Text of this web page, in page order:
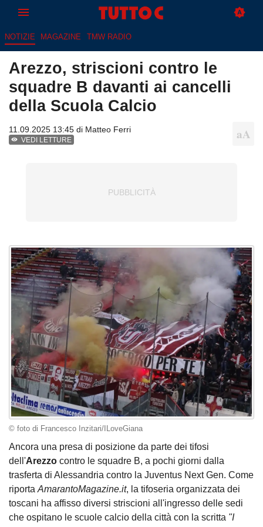
NOTIZIE MAGAZINE TMW RADIO
Arezzo, striscioni contro le
squadre B davanti ai cancelli
della Scuola Calcio
11.09.2025 13:45 di Matteo Ferri
VEDI LETTURE
© foto di Francesco Inzitari/ILoveGiana
Ancora una presa di posizione da parte dei tifosi
dell'Arezzo contro le squadre B, a pochi giorni dalla
trasferta di Alessandria contro la Juventus Next Gen. Come
riporta AmarantoMagazine.it, la tifoseria organizzata dei
toscani ha affisso diversi striscioni all'ingresso delle sedi
che ospitano le scuole calcio della città con la scritta "I